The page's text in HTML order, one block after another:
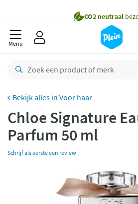
besteld,
Gratis
Menu
Voor haar
Chloe Signature
Parfum 50 ml
Schrijf als eerste een review